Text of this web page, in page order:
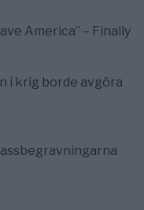
America” – Finally
i krig borde avgöra